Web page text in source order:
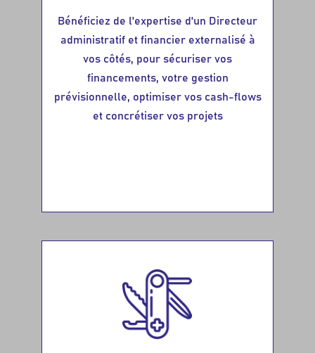
Bénéficiez de l'expertise d'un Directeur
administratif et financier externalisé à
vos côtés, pour sécuriser vos
financements, votre gestion
prévisionnelle, optimiser vos cash-flows
et concrétiser vos projets